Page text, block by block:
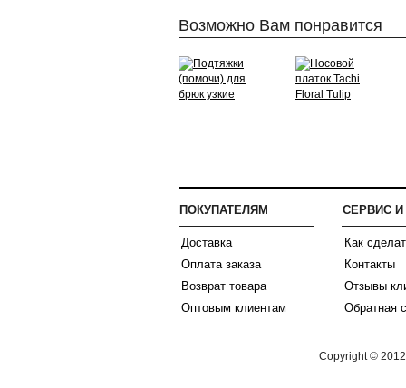
Возможно Вам понравится
ПОКУПАТЕЛЯМ
Доставка
Оплата заказа
Возврат товара
Оптовым клиентам
СЕРВИС
Как
Контакты
Отзывы
Обратная
Copyright ©